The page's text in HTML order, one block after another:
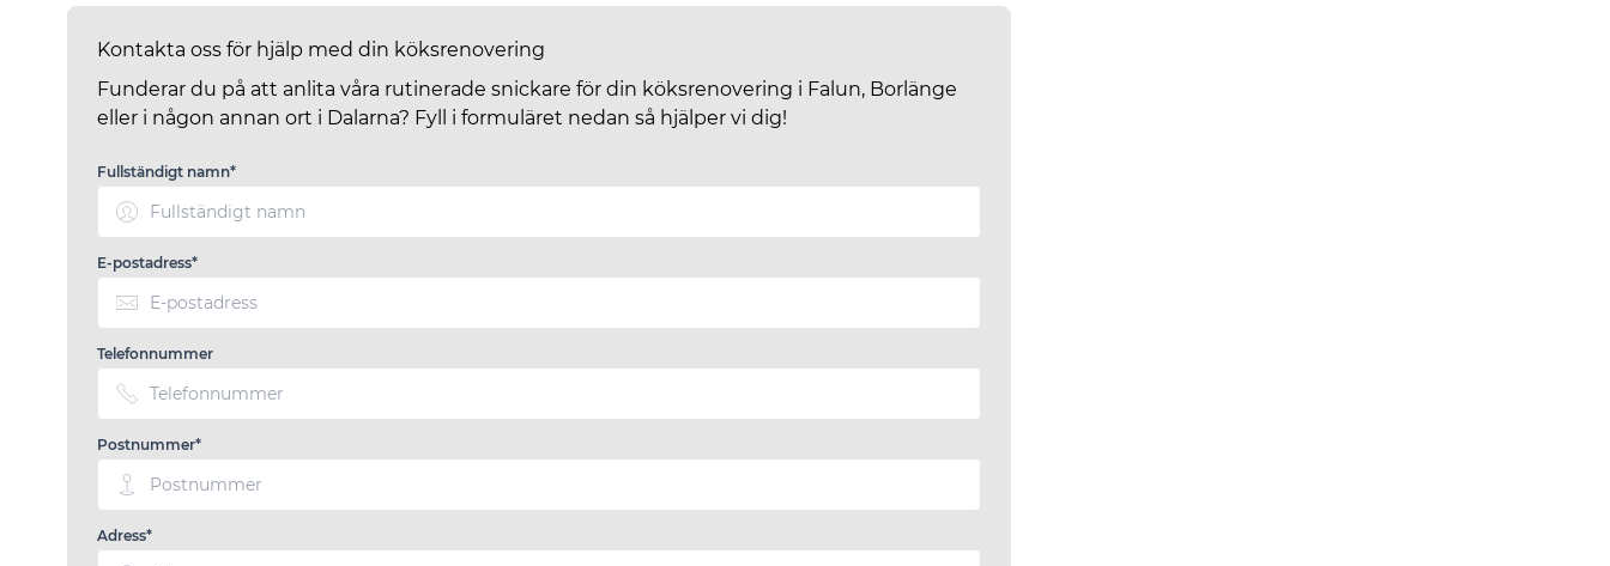
Kontakta oss för hjälp med din köksrenovering
Funderar du på att anlita våra rutinerade snickare för din köksrenovering i Falun, Borlänge
eller i någon annan ort i Dalarna? Fyll i formuläret nedan så hjälper vi dig!
Fullständigt namn*
E-postadress*
Telefonnummer
Postnummer*
Adress*